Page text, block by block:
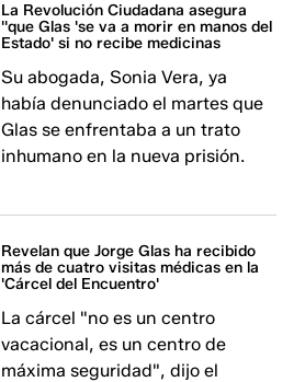
La Revolución Ciudadana asegura
''que Glas 'se va a morir en manos del
Estado' si no recibe medicinas
Su abogada, Sonia Vera, ya
había denunciado el martes que
Glas se enfrentaba a un trato
inhumano en la nueva prisión.
Revelan que Jorge Glas ha recibido
más de cuatro visitas médicas en la
'Cárcel del Encuentro'
La cárcel "no es un centro
vacacional, es un centro de
máxima seguridad", dijo el